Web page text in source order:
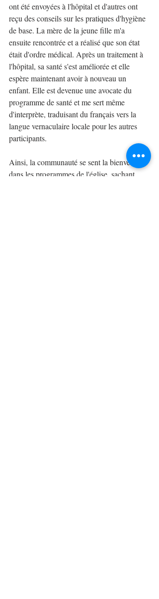
ont été envoyées à l'hôpital et d'autres ont
reçu des conseils sur les pratiques d'hygiène
de base. La mère de la jeune fille m'a
ensuite rencontrée et a réalisé que son état
était d'ordre médical. Après un traitement à
l'hôpital, sa santé s'est améliorée et elle
espère maintenant avoir à nouveau un
enfant. Elle est devenue une avocate du
programme de santé et me sert même
d'interprète, traduisant du français vers la
langue vernaculaire locale pour les autres
participants.
Ainsi, la communauté se sent la bienvenue
dans les programmes de l'église, sachant